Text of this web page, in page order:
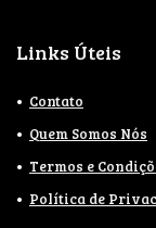
Links Úteis
Contato
Quem Somos Nós
Termos e
Política de